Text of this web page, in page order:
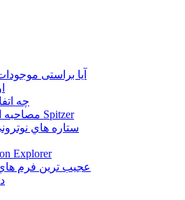
آیا براستی
چه
مصاحبه ای با تلسکوپ فضایی Spitzer
ستاره هاي
Explorer
عجیب ترین فرم